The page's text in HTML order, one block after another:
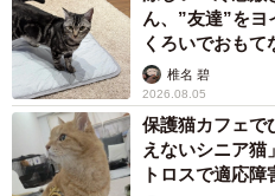
ん、”友達”を
くろいでおもて
椎名 碧
2026.08.05
保護猫カフェで
えないシニア
トロスで適応